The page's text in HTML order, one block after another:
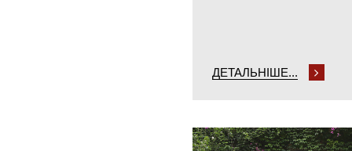
ДЕТАЛЬНІШЕ...